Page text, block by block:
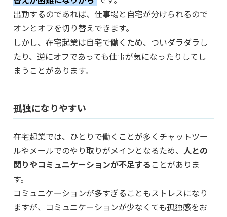
出勤するのであれば、仕事場と自宅が分けられるので
オンとオフを切り替えできます。
しかし、在宅起業は自宅で働くため、ついダラダラし
たり、逆にオフであっても仕事が気になったりしてし
まうことがあります。
孤独になりやすい
在宅起業では、ひとりで働くことが多くチャットツー
ルやメールでのやり取りがメインとなるため、 人との
関りやコミュニケーションが不足する ことがありま
す。
コミュニケーションが多すぎることもストレスになり
ますが、コミュニケーションが少なくても孤独感をお